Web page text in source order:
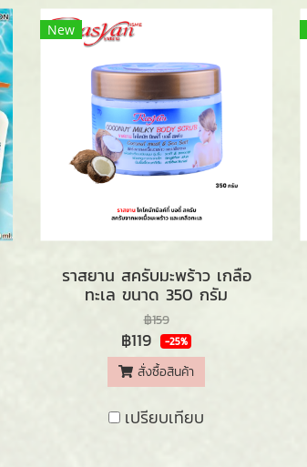
New
ราสยาน สครับมะพร้าว เกลือ
ทะเล ขนาด 350 กรัม
฿159
฿119 -25%
สั่งซื้อสินค้า
เปรียบเทียบ